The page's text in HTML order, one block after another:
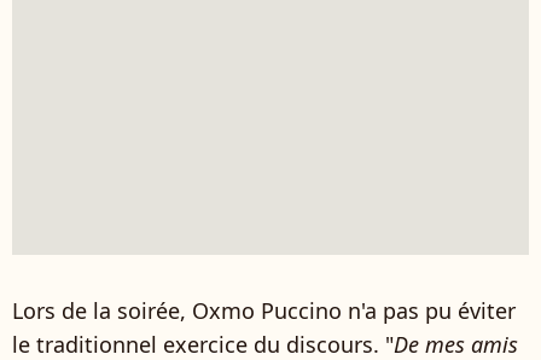
Lors de la soirée, Oxmo Puccino n'a pas pu éviter
le traditionnel exercice du discours. "De mes amis